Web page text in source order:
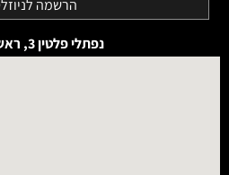
נפתלי פלטין 3, ראשון לציון